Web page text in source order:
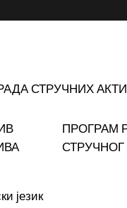
СТРУЧНИХ
ПРОГРАМ
СТРУЧНОГ
језик